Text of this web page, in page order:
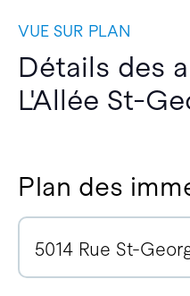
VUE SUR PLAN
Détails des
L'Allée St-
Plan des
5014 Rue St-